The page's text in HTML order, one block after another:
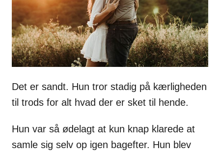
Det er sandt. Hun tror stadig på kærligheden
til trods for alt hvad der er sket til hende.
Hun var så ødelagt at kun knap klarede at
samle sig selv op igen bagefter. Hun blev